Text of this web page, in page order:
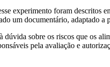
experimento foram descritos
um documentário, adaptado
dúvida sobre os riscos que os
pela avaliação e